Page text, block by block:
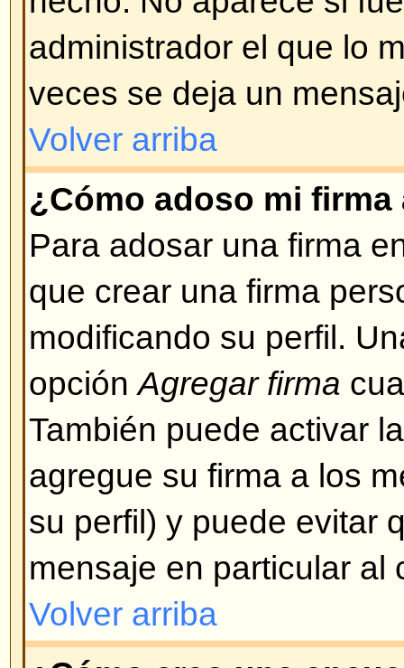
Depende de si el administrador
qué etiquetas están permitidas.
seguridad para mantener la
estar habilitado, Ud. puede
crea un mensaje.
Volver arriba
¿Qué son los emoticonos o
Smileys, o emoticons, son
pueden ser usados para
Aparecen introduciendo un
ejemplo: :) significa feliz, :(
completa de emoticonos
desplegada cuando se está
Trate de no abusar de ellos, si
considera que su mensaje se
este motivo, puede decidir